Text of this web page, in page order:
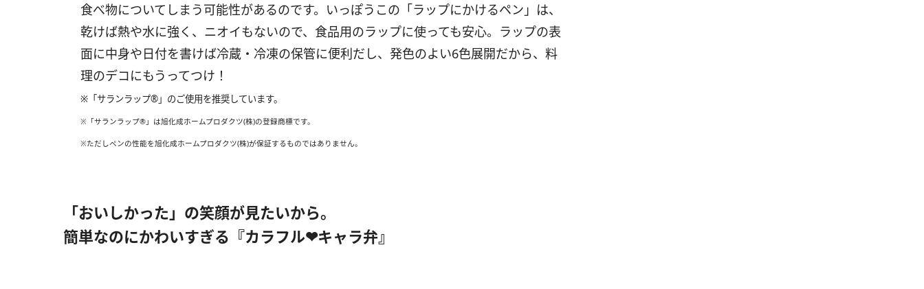
食べ物についてしまう可能性があるのです。いっぽうこの「ラップにかけるペン」は、
乾けば熱や水に強く、ニオイもないので、食品用のラップに使っても安心。ラップの表
面に中身や日付を書けば冷蔵・冷凍の保管に便利だし、発色のよい6色展開だから、料
理のデコにもうってつけ！
※「サランラップ®」のご使用を推奨しています。
※「サランラップ®」は旭化成ホームプロダクツ(株)の登録商標です。
※ただしペンの性能を旭化成ホームプロダクツ(株)が保証するものではありません。
「おいしかった」の笑顔が見たいから。
簡単なのにかわいすぎる『カラフル❤キャラ弁』